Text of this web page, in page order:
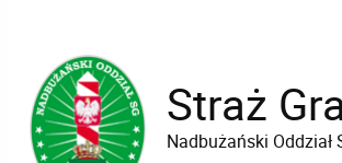
Straż
Nadbużański Oddział